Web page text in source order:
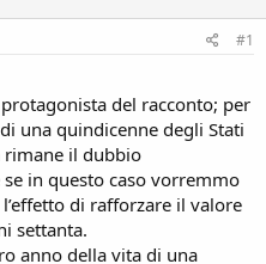
#1
del racconto; per
una quindicenne degli Stati
rimane il dubbio
in questo caso vorremmo
di rafforzare il valore
settanta.
anno della vita di una